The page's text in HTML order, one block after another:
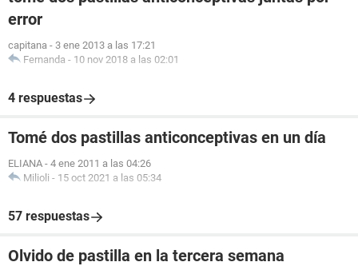
error
capitana - 3 ene 2013 a las 17:21
Fernanda - 10 nov 2018 a las 02:01
4 respuestas
Tomé dos pastillas anticonceptivas en un día
ELIANA - 4 ene 2011 a las 04:26
Milioli - 15 oct 2021 a las 05:34
57 respuestas
Olvido de pastilla en la tercera semana